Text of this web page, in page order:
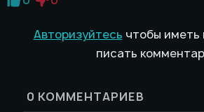
Авторизуйтесь чтобы
писать
0 КОММЕНТАРИЕВ